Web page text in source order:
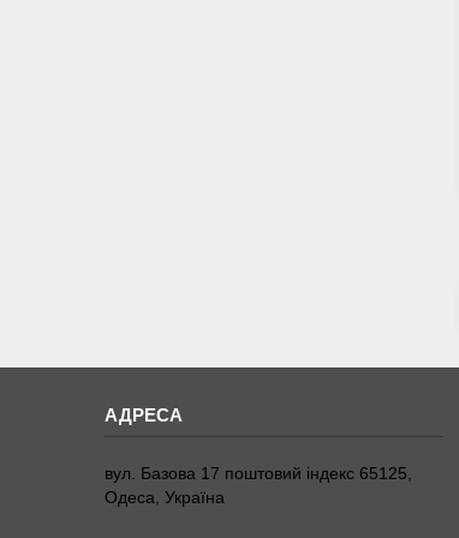
вул. Базова 17 поштовий індекс 65125,
Одеса, Україна